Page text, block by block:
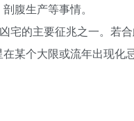
腹生产等事情。
宅的主要征兆之一。若
某个大限或流年出现化